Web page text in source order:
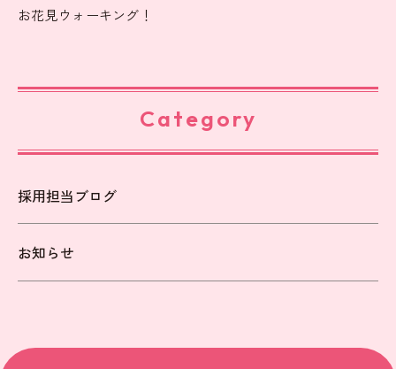
お花見ウォーキング！
Category
採用担当ブログ
お知らせ